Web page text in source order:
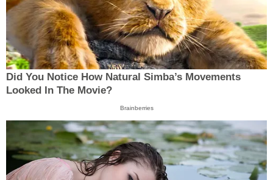
Did You Notice How Natural Simba’s Movements
Looked In The Movie?
Brainberries